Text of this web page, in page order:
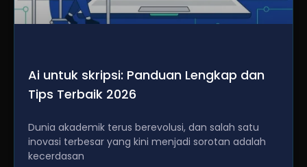
Ai untuk skripsi: Panduan Lengkap dan
Tips Terbaik 2026
Dunia akademik terus berevolusi, dan salah satu
inovasi terbesar yang kini menjadi sorotan adalah
kecerdasan